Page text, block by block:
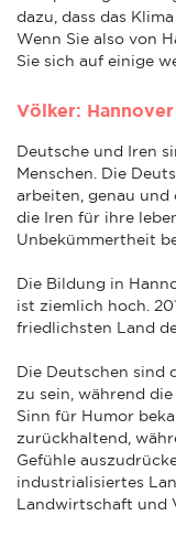
dazu, dass das
Wenn Sie also von
Sie sich auf einige
Völker:
Deutsche und Iren
Menschen. Die
arbeiten, genau
die Iren für ihre
Unbekümmertheit
Die Bildung in
ist ziemlich hoch.
friedlichsten Land
Die Deutschen sind
zu sein, während
Sinn für Humor
zurückhaltend,
Gefühle
industrialisiertes
Landwirtschaft und